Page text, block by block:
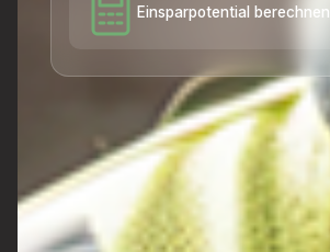
Einsparpotential berechnen